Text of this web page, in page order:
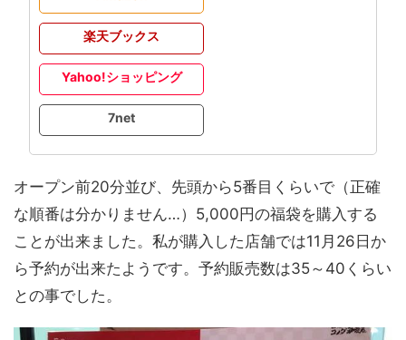
楽天ブックス
Yahoo!ショッピング
7net
オープン前20分並び、先頭から5番目くらいで（正確
な順番は分かりません…）5,000円の福袋を購入する
ことが出来ました。私が購入した店舗では11月26日か
ら予約が出来たようです。予約販売数は35～40くらい
との事でした。